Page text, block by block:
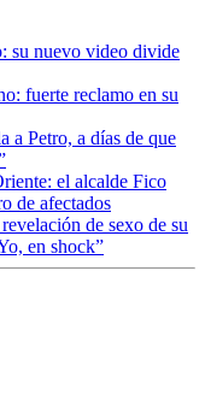
su nuevo video divide
fuerte reclamo en su
a Petro, a días de que
el alcalde Fico
de afectados
de sexo de su
en shock”